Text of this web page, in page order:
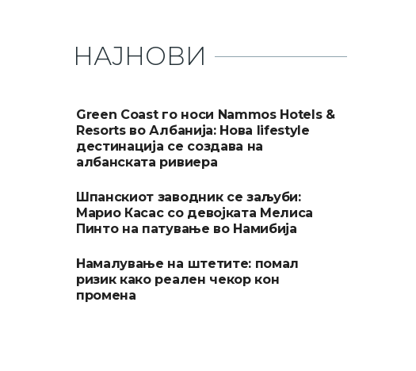
НАЈНОВИ
Green Coast го носи Nammos Hotels &
Resorts во Албанија: Нова lifestyle
дестинација се создава на
албанската ривиера
Шпанскиот заводник се заљуби:
Марио Касас со девојката Мелиса
Пинто на патување во Намибија
Намалување на штетите: помал
ризик како реален чекор кон
промена